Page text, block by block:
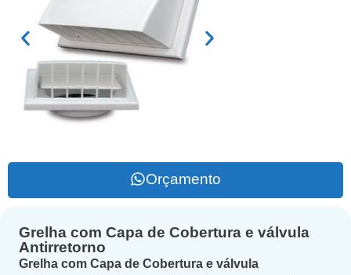
Orçamento
Grelha com Capa de Cobertura e válvula
Antirretorno
Grelha com Capa de Cobertura e válvula